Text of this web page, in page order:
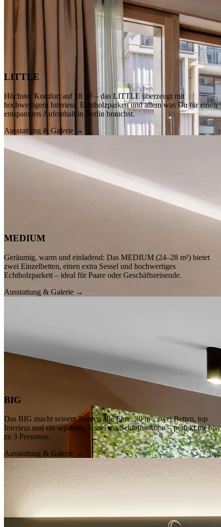
LITTLE
Höchster Komfort auf 18 m² – das LITTLE überzeugt mit
hochwertigem Interieur, Echtholzparkett und allem was Du für einen
entspannten Aufenthalt in Berlin brauchst.
Ausstattung & Galerie →
MEDIUM
Geräumig, warm und einladend: Das MEDIUM (24–28 m²) bietet
zwei Einzelbetten, einen extra Sessel und hochwertiges
Echtholzparkett – ideal für Paare oder Geschäftsreisende.
Ausstattung & Galerie →
BIG
Das BIG macht seinem Namen alle Ehre: 30 m², zwei Betten, top
Interieur und ein separater Sessel mit Schlaffunktion – perfekt für bis
zu 3 Personen.
Ausstattung & Galerie →